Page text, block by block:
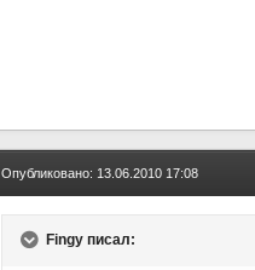
Опубликовано: 13.06.2010 17:08
Fingy писал: